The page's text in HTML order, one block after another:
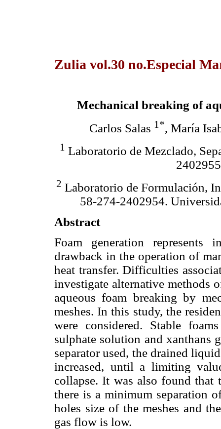
Zulia vol.30 no.Especial
Mechanical breaking of
Carlos Salas 1*, María
1 Laboratorio de Mezclado,
2 Laboratorio de Formulación,
58-274-2402954.
Abstract
Foam generation represents
drawback in the operation of
heat transfer. Difficulties
investigate alternative methods
aqueous foam breaking by
meshes. In this study, the
were considered. Stable
sulphate solution and xanthans
separator used, the drained
increased, until a limiting
collapse. It was also found that
there is a minimum separation
holes size of the meshes and
gas flow is low.